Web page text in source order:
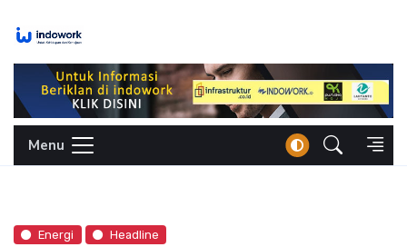
Menu
Energi Headline